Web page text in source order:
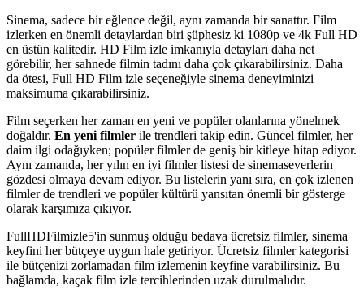
Sinema, sadece bir eğlence değil, aynı zamanda bir sanattır. Film
izlerken en önemli detaylardan biri şüphesiz ki 1080p ve 4k Full HD
en üstün kalitedir. HD Film izle imkanıyla detayları daha net
görebilir, her sahnede filmin tadını daha çok çıkarabilirsiniz. Daha
da ötesi, Full HD Film izle seçeneğiyle sinema deneyiminizi
maksimuma çıkarabilirsiniz.
Film seçerken her zaman en yeni ve popüler olanlarına yönelmek
doğaldır. En yeni filmler ile trendleri takip edin. Güncel filmler, her
daim ilgi odağıyken; popüler filmler de geniş bir kitleye hitap ediyor.
Aynı zamanda, her yılın en iyi filmler listesi de sinemaseverlerin
gözdesi olmaya devam ediyor. Bu listelerin yanı sıra, en çok izlenen
filmler de trendleri ve popüler kültürü yansıtan önemli bir gösterge
olarak karşımıza çıkıyor.
FullHDFilmizle5'in sunmuş olduğu bedava ücretsiz filmler, sinema
keyfini her bütçeye uygun hale getiriyor. Ücretsiz filmler kategorisi
ile bütçenizi zorlamadan film izlemenin keyfine varabilirsiniz. Bu
bağlamda, kaçak film izle tercihlerinden uzak durulmalıdır.